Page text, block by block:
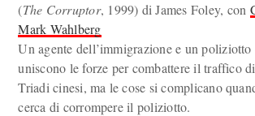
(The Corruptor, 1999) di James Foley, con
Mark Wahlberg
Un agente dell’immigrazione e un
uniscono le forze per combattere il traffico
Triadi cinesi, ma le cose si complicano
cerca di corrompere il poliziotto.